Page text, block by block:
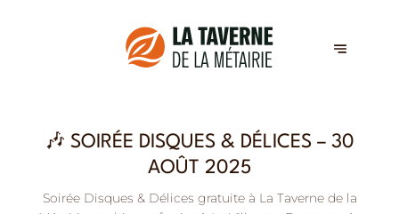
🎶 SOIRÉE DISQUES & DÉLICES – 30
AOÛT 2025
Soirée Disques & Délices gratuite à La Taverne de la